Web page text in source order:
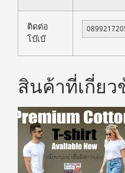
ติดต่อ
โบ๊เบ๊
สินค้าที่เกี่ยว